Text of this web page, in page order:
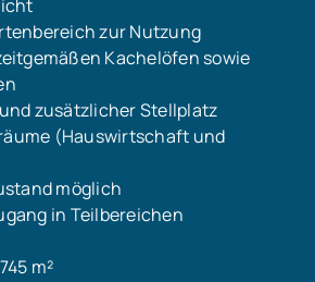
zur Nutzung
Kachelöfen sowie
zusätzlicher Stellplatz
(Hauswirtschaft und
möglich
in Teilbereichen
m²